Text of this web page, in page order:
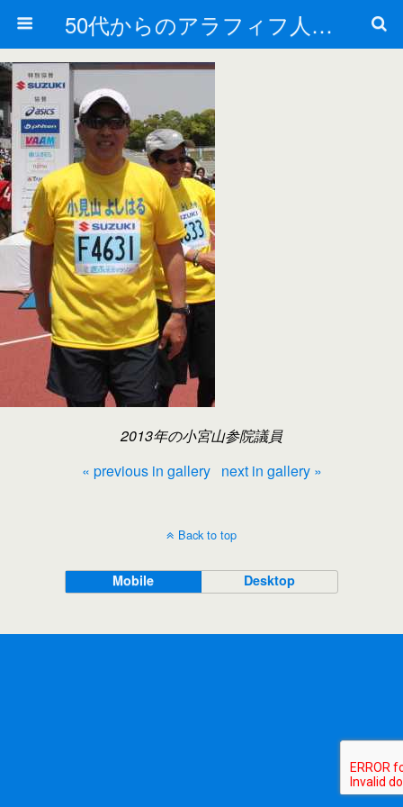
50代からのアラフィフ人生の楽しみ方
2013年の小宮山参院議員
« previous in gallery next in gallery »
Back to top
Mobile Desktop